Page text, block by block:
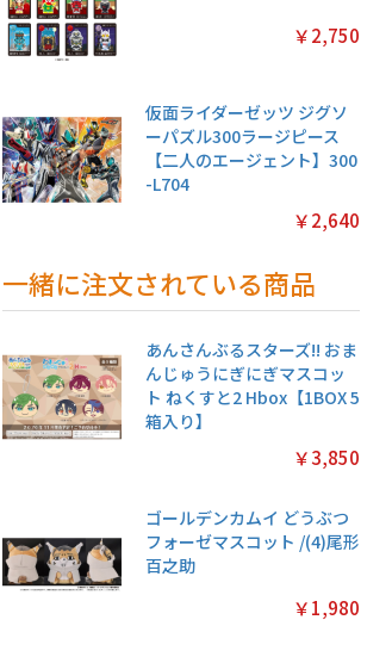
ちみけもますこっ
と /(7)轟焦凍
4【1BOX 20パック
入り】
￥2,200
クショ
常版◆【
パック
￥2,750
仮面ライダーゼッツ ジグソ
ーパズル300ラージピース
【二人のエージェント】300
-L704
￥2,640
一緒に注文されている商品
あんさんぶるスターズ!! おま
んじゅうにぎにぎマスコッ
ト ねくすと2 Hbox【1BOX 5
箱入り】
￥3,850
ゴールデンカムイ どうぶつ
フォーゼマスコット /(4)尾形
百之助
￥1,980